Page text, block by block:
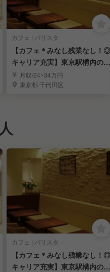
カフェ | バリスタ
【カフェ＊みなし残業なし！◎
キャリア充実】東京駅構内の人
気コーヒースタンド
月収/24~34万円
東京都 千代田区
カフェ | バリスタ
【カフェ＊みなし残業なし！◎
キャリア充実】東京駅構内の人